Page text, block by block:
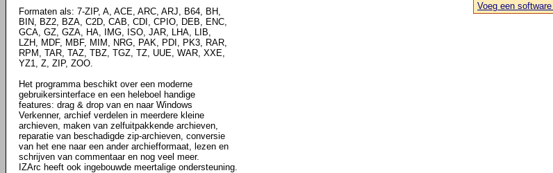
Formaten als: 7-ZIP, A, ACE, ARC, ARJ, B64, BH,
BIN, BZ2, BZA, C2D, CAB, CDI, CPIO, DEB, ENC,
GCA, GZ, GZA, HA, IMG, ISO, JAR, LHA, LIB,
LZH, MDF, MBF, MIM, NRG, PAK, PDI, PK3, RAR,
RPM, TAR, TAZ, TBZ, TGZ, TZ, UUE, WAR, XXE,
YZ1, Z, ZIP, ZOO.
Het programma beschikt over een moderne
gebruikersinterface en een heleboel handige
features: drag & drop van en naar Windows
Verkenner, archief verdelen in meerdere kleine
archieven, maken van zelfuitpakkende archieven,
reparatie van beschadigde zip-archieven, conversie
van het ene naar een ander archiefformaat, lezen en
schrijven van commentaar en nog veel meer.
IZArc heeft ook ingebouwde meertalige ondersteuning.
Voeg een